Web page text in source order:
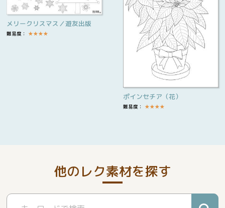
メリークリスマス／遊友出版
難易度： ★★★★
ポインセチア（花）
難易度： ★★★★
他のレク素材を探す